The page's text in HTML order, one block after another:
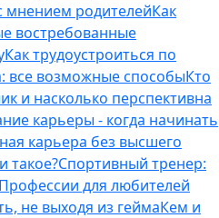
мнением родителейКак
востребованные
Как трудоустроиться по
все возможные способыКто
и насколько перспективна
карьеры - когда начинать
карьера без высшего
такое?Спортивный тренер:
Профессии для любителей
не выходя из геймаКем и